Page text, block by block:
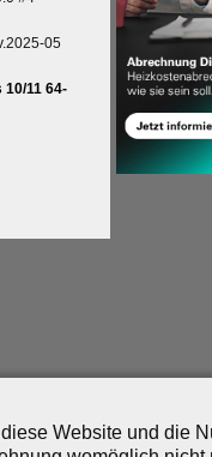
05
10/11 64-
Website und die